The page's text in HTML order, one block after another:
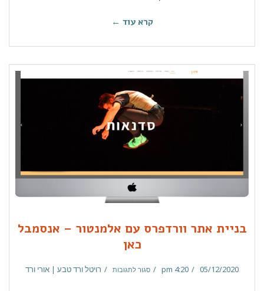
קרא עוד ←
בניית אתר וורדפרס עם אלמנטור – אנסמבל
כאן
05/12/2020
4:20 pm סגור לתגובות רויטל ורד טבע | אורי ורד